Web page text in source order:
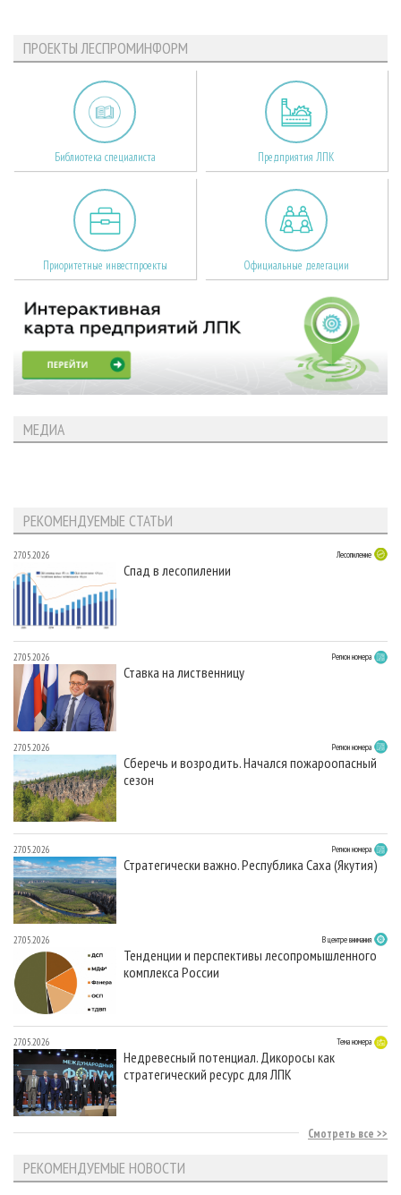
ПРОЕКТЫ ЛЕСПРОМИНФОРМ
Библиотека специалиста Предприятия ЛПК
Приоритетные инвестпроекты Официальные делегации
МЕДИА
РЕКОМЕНДУЕМЫЕ СТАТЬИ
27.05.2026 Лесопиление
Спад в лесопилении
27.05.2026 Регион номера
Ставка на лиственницу
27.05.2026 Регион номера
Сберечь и возродить. Начался пожароопасный
сезон
27.05.2026 Регион номера
Стратегически важно. Республика Саха (Якутия)
27.05.2026 В центре внимания
Тенденции и перспективы лесопромышленного
комплекса России
27.05.2026 Тема номера
Недревесный потенциал. Дикоросы как
стратегический ресурс для ЛПК
Смотреть все
РЕКОМЕНДУЕМЫЕ НОВОСТИ